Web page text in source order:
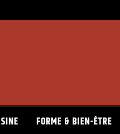
FORME & BIEN-ÊTRE